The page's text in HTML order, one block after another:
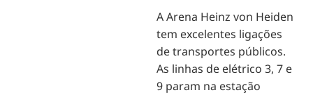
A Arena Heinz von Heiden
tem excelentes ligações
de transportes públicos.
As linhas de elétrico 3, 7 e
9 param na estação